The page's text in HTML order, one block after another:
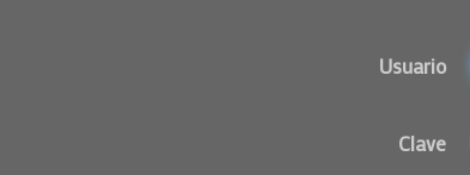
Usuario
Clave